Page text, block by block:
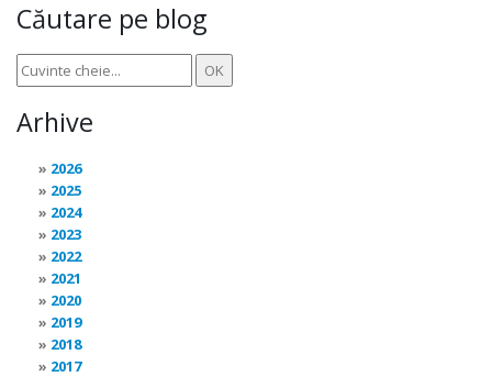
Căutare pe blog
Arhive
2026
2025
2024
2023
2022
2021
2020
2019
2018
2017